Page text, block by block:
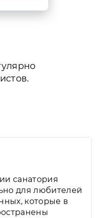
санатория
для любителей
которые в